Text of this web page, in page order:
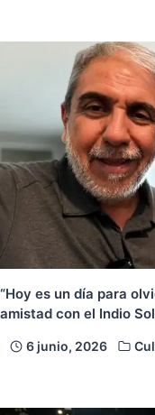
“Hoy es un día para
amistad con el Indio
6 junio, 2026